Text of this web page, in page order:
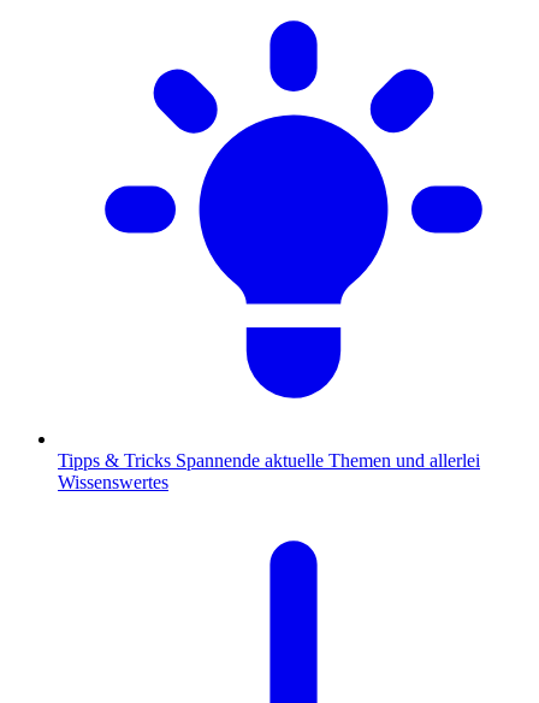
Tipps & Tricks Spannende aktuelle Themen und allerlei
Wissenswertes